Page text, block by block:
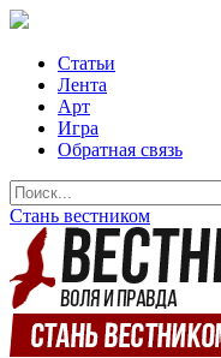
Статьи
Лента
Арт
Игра
Обратная связь
Стань вестником